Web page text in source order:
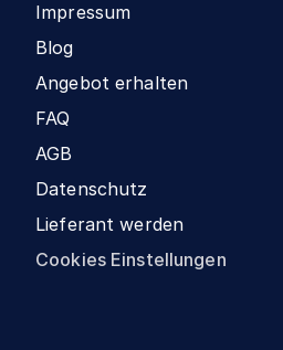
Impressum
Blog
Angebot erhalten
FAQ
AGB
Datenschutz
Lieferant werden
Cookies Einstellungen